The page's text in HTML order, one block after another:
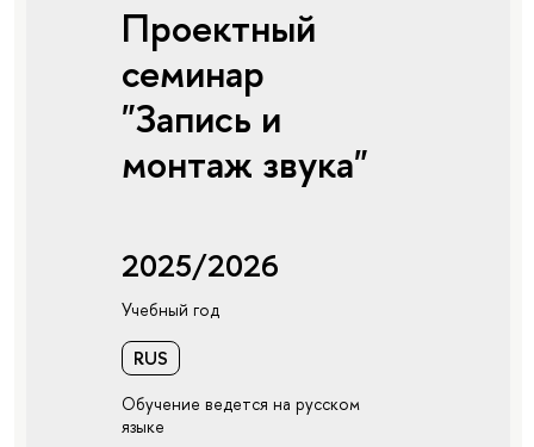
Проектный
семинар
"Запись и
монтаж звука"
2025/2026
Учебный год
RUS
Обучение ведется на русском
языке